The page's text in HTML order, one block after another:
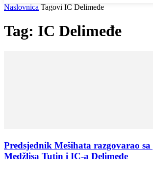
Naslovnica Tagovi IC Delimeđe
Tag: IC Delimeđe
Predsjednik Mešihata razgovarao
Medžlisa Tutin i IC-a Delimeđe